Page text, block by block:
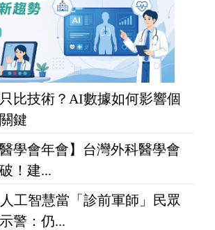
比技術？AI數據如何影響個
鍵
醫學會年會】台灣外科醫學會
！建...
工智慧當「診前軍師」民眾
警：仍...